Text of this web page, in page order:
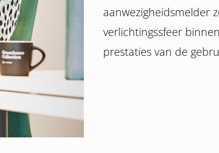
aanwezigheidsmelder
verlichtingssfeer
prestaties van de